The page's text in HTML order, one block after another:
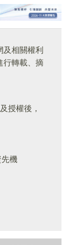
相關權利
行轉載、摘
授權後，
機